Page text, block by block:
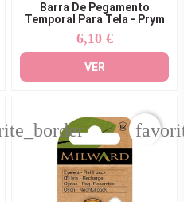
Barra De Pegamento
Temporal Para Tela - Prym
Precio
6,10 €
VER